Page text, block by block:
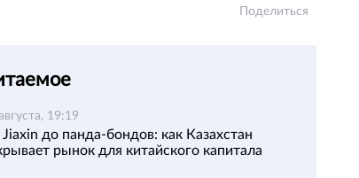
Поделиться
19:19
до панда-бондов: как Казахстан
рынок для китайского капитала